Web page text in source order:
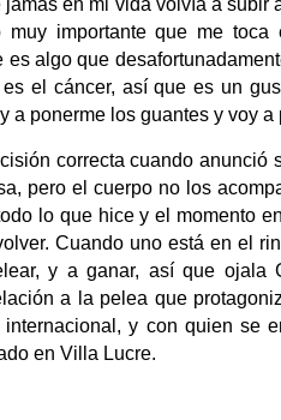
muy importante que me
es algo que
el cáncer, así que es un
a ponerme los guantes y voy a
correcta cuando anunció
pero el cuerpo no los
lo que hice y el momento
Cuando uno está en el
y a ganar, así que ojala
a la pelea que
y con quien se
en Villa Lucre.